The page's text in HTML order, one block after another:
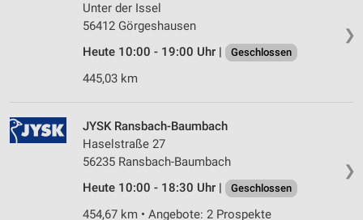
❯
Unter der Issel
56412 Görgeshausen
Heute 10:00 - 19:00 Uhr |
Geschlossen
445,03 km
❯
JYSK Ransbach-Baumbach
Haselstraße 27
56235 Ransbach-Baumbach
Heute 10:00 - 18:30 Uhr |
Geschlossen
454,67 km • Angebote: 2 Prospekte